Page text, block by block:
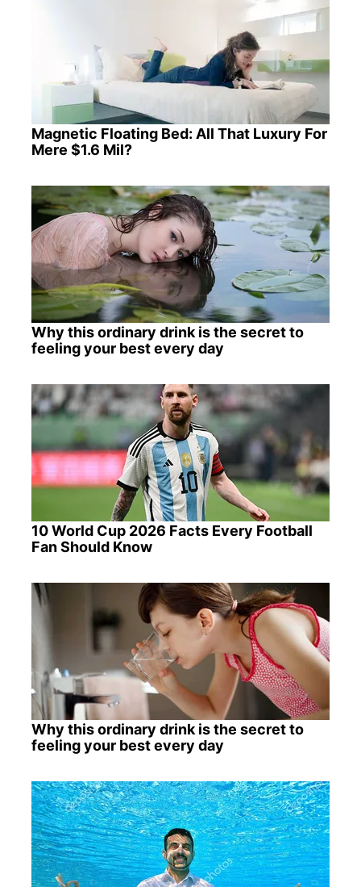
Magnetic Floating Bed: All That Luxury For
Mere $1.6 Mil?
Why this ordinary drink is the secret to
feeling your best every day
10 World Cup 2026 Facts Every Football
Fan Should Know
Why this ordinary drink is the secret to
feeling your best every day